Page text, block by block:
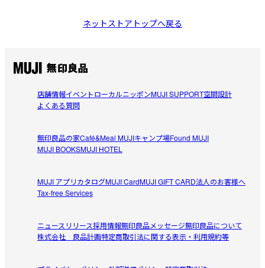
ネットストアトップへ戻る
店舗情報イベントローカルニッポンMUJI SUPPORT空間設計
よくある質問
無印良品の家Café&Meal MUJIキャンプ場Found MUJI
MUJI BOOKSMUJI HOTEL
MUJI アプリカタログMUJI CardMUJI GIFT CARD法人のお客様へ
Tax-free Services
ニュースリリース採用情報無印良品メッセージ無印良品について
株式会社 良品計画特定商取引法に関する表示・利用規約等